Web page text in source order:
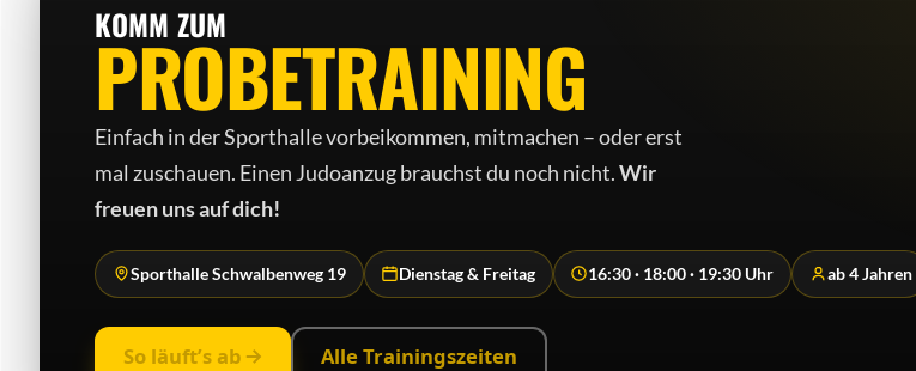
KOMM ZUM
PROBETRAINING
Einfach in der Sporthalle vorbeikommen, mitmachen – oder erst
mal zuschauen. Einen Judo­anzug brauchst du noch nicht.Wir
freuen uns auf dich!
Sporthalle Schwalbenweg 19 Dienstag & Freitag 16:30 · 18:00 · 19:30 Uhr ab 4 Jahren
So läuft’s ab Alle Trainingszeiten